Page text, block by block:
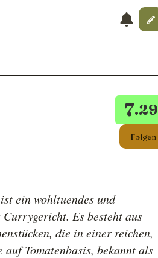
7.29
Folgen
ein wohltuendes und
Currygericht. Es besteht aus
die in einer reichen,
auf Tomatenbasis, bekannt als